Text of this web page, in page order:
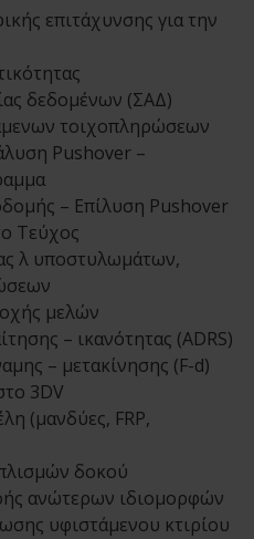
επιτάχυνσης για την
δεδομένων (ΣΑΔ)
τοιχοπληρώσεων
Pushover –
– Επίλυση Pushover
Τεύχος
λ υποστυλωμάτων,
μελών
– ικανότητας (ADRS)
– μετακίνησης (F-d)
3DV
(μανδύες, FRP,
δοκού
ανώτερων ιδιομορφών
υφιστάμενου κτιρίου